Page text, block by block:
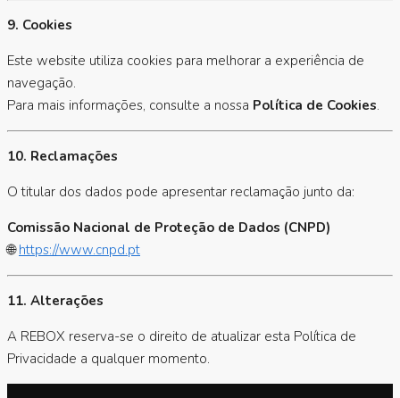
9. Cookies
Este website utiliza cookies para melhorar a experiência de
navegação.
Para mais informações, consulte a nossa Política de Cookies.
10. Reclamações
O titular dos dados pode apresentar reclamação junto da:
Comissão Nacional de Proteção de Dados (CNPD)
🌐https://www.cnpd.pt
11. Alterações
A REBOX reserva-se o direito de atualizar esta Política de
Privacidade a qualquer momento.